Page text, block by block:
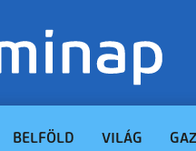
BELFÖLD VILÁG